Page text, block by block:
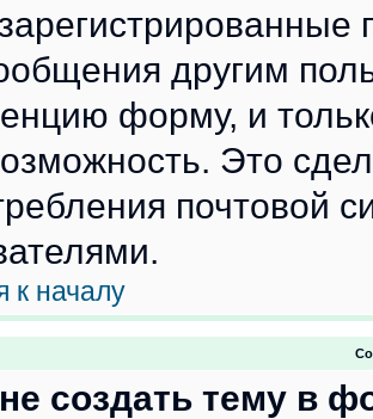
другим
форму, и
Это
почтовой
к началу
создать тему в